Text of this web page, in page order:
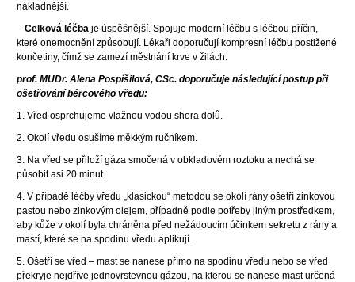
nákladnější.
- Celková léčba je úspěšnější. Spojuje moderní léčbu s léčbou příčin,
které onemocnění způsobují. Lékaři doporučují kompresní léčbu postižené
končetiny, čímž se zamezí městnání krve v žilách.
prof. MUDr. Alena Pospíšilová, CSc. doporučuje následující postup při
ošetřování bércového vředu:
1. Vřed osprchujeme vlažnou vodou shora dolů.
2. Okolí vředu osušíme měkkým ručníkem.
3. Na vřed se přiloží gáza smočená v obkladovém roztoku a nechá se
působit asi 20 minut.
4. V případě léčby vředu „klasickou“ metodou se okolí rány ošetří zinkovou
pastou nebo zinkovým olejem, případně podle potřeby jiným prostředkem,
aby kůže v okolí byla chráněna před nežádoucím účinkem sekretu z rány a
mastí, které se na spodinu vředu aplikují.
5. Ošetří se vřed – mast se nanese přímo na spodinu vředu nebo se vřed
překryje nejdříve jednovrstevnou gázou, na kterou se nanese mast určená